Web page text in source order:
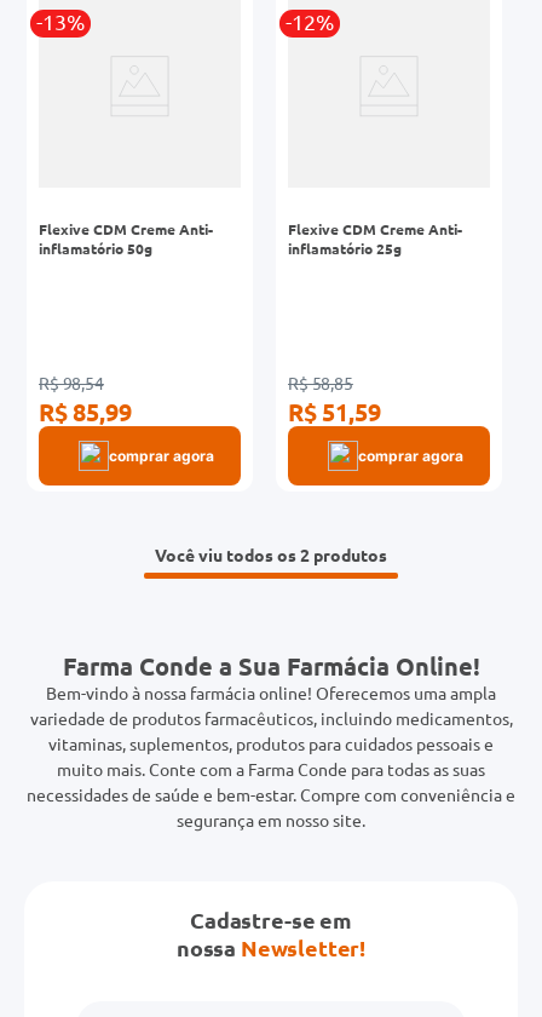
-13%
Flexive CDM Creme Anti-
inflamatório 50g
R$ 98,54
R$ 85,99
comprar agora
-12%
Flexive CDM Creme Anti-
inflamatório 25g
R$ 58,85
R$ 51,59
comprar agora
Você viu todos os 2
Farma Conde a Sua Farmácia Online!
Bem-vindo à nossa farmácia online! Oferecemos uma ampla
variedade de produtos farmacêuticos, incluindo medicamentos,
vitaminas, suplementos, produtos para cuidados pessoais e
muito mais. Conte com a Farma Conde para todas as suas
necessidades de saúde e bem-estar. Compre com conveniência e
segurança em nosso site.
Cadastre-se em
nossa Newsletter!